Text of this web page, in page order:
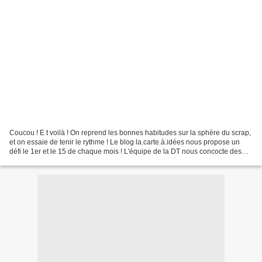
Coucou ! E t voilà ! On reprend les bonnes habitudes sur la sphère du scrap,
et on essaie de tenir le rythme ! Le blog la.carte.à.idées nous propose un
défi le 1er et le 15 de chaque mois ! L'équipe de la DT nous concocte des